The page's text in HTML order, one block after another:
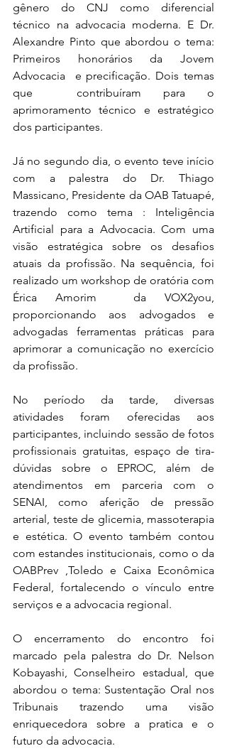
gênero do CNJ como diferencial
técnico na advocacia moderna. E Dr.
Alexandre Pinto que abordou o tema:
Primeiros honorários da Jovem
Advocacia  e precificação. Dois temas
que  contribuíram para o
aprimoramento técnico e estratégico
dos participantes.
Já no segundo dia, o evento teve início
com a palestra do Dr. Thiago
Massicano, Presidente da OAB Tatuapé,
trazendo como tema : Inteligência
Artificial para a Advocacia. Com uma
visão estratégica sobre os desafios
atuais da profissão. Na sequência, foi
realizado um workshop de oratória com
Érica Amorim  da VOX2you,
proporcionando aos advogados e
advogadas ferramentas práticas para
aprimorar a comunicação no exercício
da profissão.
No período da tarde, diversas
atividades foram oferecidas aos
participantes, incluindo sessão de fotos
profissionais gratuitas, espaço de tira-
dúvidas sobre o EPROC, além de
atendimentos em parceria com o
SENAI, como aferição de pressão
arterial, teste de glicemia, massoterapia
e estética. O evento também contou
com estandes institucionais, como o da
OABPrev ,Toledo e Caixa Econômica
Federal, fortalecendo o vínculo entre
serviços e a advocacia regional.
O encerramento do encontro foi
marcado pela palestra do Dr. Nelson
Kobayashi, Conselheiro estadual, que
abordou o tema: Sustentação Oral nos
Tribunais trazendo uma visão
enriquecedora sobre a pratica e o
futuro da advocacia.